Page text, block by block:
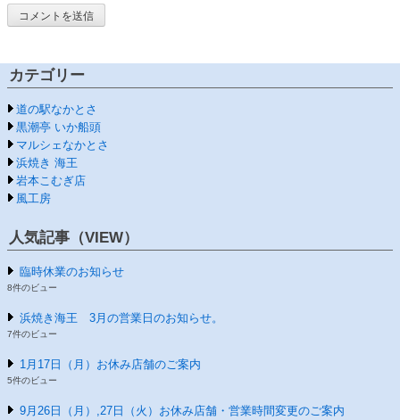
カテゴリー
道の駅なかとさ
黒潮亭 いか船頭
マルシェなかとさ
浜焼き 海王
岩本こむぎ店
風工房
人気記事（VIEW）
臨時休業のお知らせ
8件のビュー
浜焼き海王 3月の営業日のお知らせ。
7件のビュー
1月17日（月）お休み店舗のご案内
5件のビュー
9月26日（月）,27日（火）お休み店舗・営業時間変更のご案内